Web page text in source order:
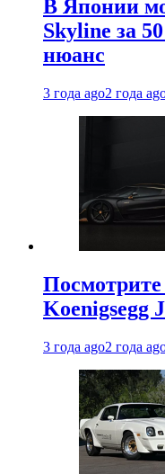
В Японии
Skyline за
нюанс
3 года ago2 года
Koenigsegg
3 года ago2 года